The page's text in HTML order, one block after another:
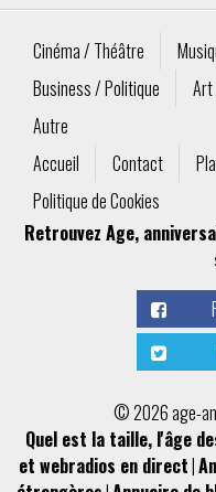
Cinéma / Théâtre
Business / Politique
Autre
Accueil
Contact
Politique de Cookies
Retrouvez Age,
© 2026 age-
Quel est la taille, l'âge
et webradios en direct|